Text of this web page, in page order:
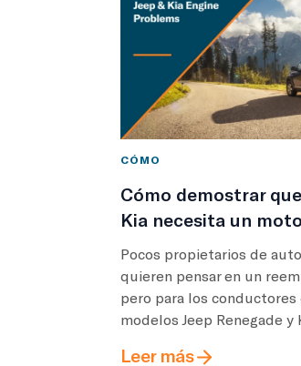
CÓMO
Cómo demostrar
Kia necesita un
Pocos propietarios de
quieren pensar en un
pero para los
modelos Jeep Renegade y
Leer más